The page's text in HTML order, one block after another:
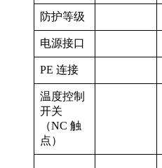
防护等级
电源接口
PE 连接
温度控制
开关
（NC 触
点）